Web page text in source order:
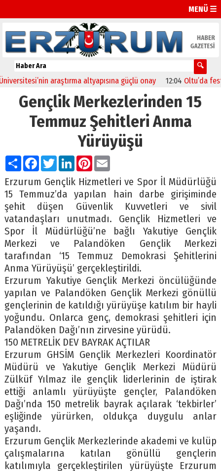
MENÜ ☰
araştırma altyapısına güçlü onay 12:04 Oltu’da
Gençlik Merkezlerinden 15
Temmuz Şehitleri Anma
Yürüyüşü
PaylaşFacebook
TwitterLinkedIn
Pinterest
Email
Erzurum Gençlik Hizmetleri ve Spor İl Müdürlüğü
15 Temmuz’da yapılan hain darbe girişiminde
şehit düşen Güvenlik Kuvvetleri ve sivil
vatandaşları unutmadı. Gençlik Hizmetleri ve
Spor İl Müdürlüğü’ne bağlı Yakutiye Gençlik
Merkezi ve Palandöken Gençlik Merkezi
tarafından ‘15 Temmuz Demokrasi Şehitlerini
Anma Yürüyüşü’ gerçekleştirildi.
Erzurum Yakutiye Gençlik Merkezi öncülüğünde
yapılan ve Palandöken Gençlik Merkezi gönüllü
gençlerinin de katıldığı yürüyüşe katılım bir hayli
yoğundu. Onlarca genç, demokrasi şehitleri için
Palandöken Dağı’nın zirvesine yürüdü.
150 METRELİK DEV BAYRAK AÇTILAR
Erzurum GHSİM Gençlik Merkezleri Koordinatör
Müdürü ve Yakutiye Gençlik Merkezi Müdürü
Zülküf Yılmaz ile gençlik liderlerinin de iştirak
ettiği anlamlı yürüyüşte gençler, Palandöken
Dağı’nda 150 metrelik bayrak açılarak ‘tekbirler’
eşliğinde yürürken, oldukça duygulu anlar
yaşandı.
Erzurum Gençlik Merkezlerinde akademi ve kulüp
çalışmalarına katılan gönüllü gençlerin
katılımıyla gerçekleştirilen yürüyüşte Erzurum